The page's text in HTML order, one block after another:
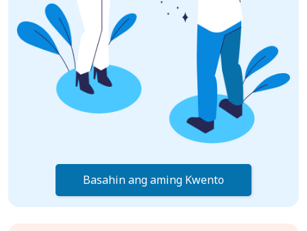
Basahin ang aming Kwento